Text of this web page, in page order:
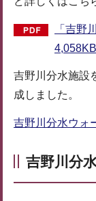
「吉野
4,058KB
吉野川分水施設
成しました。
吉野川分水ウォ
吉野川分